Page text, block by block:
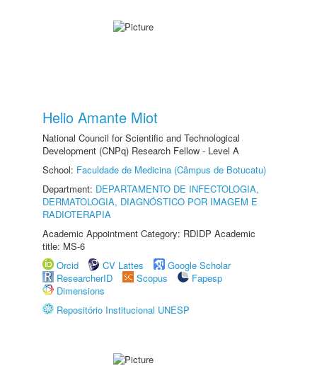
Helio Amante Miot
National Council for Scientific and Technological
Development (CNPq) Research Fellow - Level A
School: Faculdade de Medicina (Câmpus de Botucatu)
Department: DEPARTAMENTO DE INFECTOLOGIA,
DERMATOLOGIA, DIAGNÓSTICO POR IMAGEM E
RADIOTERAPIA
Academic Appointment Category: RDIDP Academic
title: MS-6
Orcid
CV Lattes
Google Scholar
ResearcherID
Scopus
Fapesp
Dimensions
Repositório Institucional UNESP